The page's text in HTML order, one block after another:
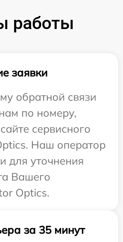
работы
заявки
обратной связи
по номеру,
сервисного
Наш оператор
для уточнения
Вашего
Optics.
за 35 минут